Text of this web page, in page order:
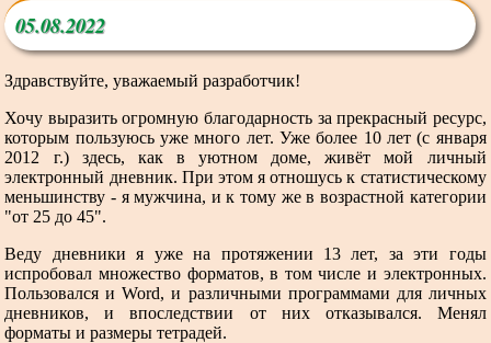
05.08.2022
Здравствуйте, уважаемый разработчик!
Хочу выразить огромную благодарность за прекрасный ресурс,
которым пользуюсь уже много лет. Уже более 10 лет (с января
2012 г.) здесь, как в уютном доме, живёт мой личный
электронный дневник. При этом я отношусь к статистическому
меньшинству - я мужчина, и к тому же в возрастной категории
"от 25 до 45".
Веду дневники я уже на протяжении 13 лет, за эти годы
испробовал множество форматов, в том числе и электронных.
Пользовался и Word, и различными программами для личных
дневников, и впоследствии от них отказывался. Менял
форматы и размеры тетрадей.